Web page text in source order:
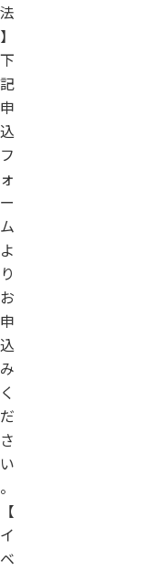
法
】
下
記
申
込
フ
ォ
ー
ム
よ
り
お
申
込
み
く
だ
さ
い
。
【
イ
ベ